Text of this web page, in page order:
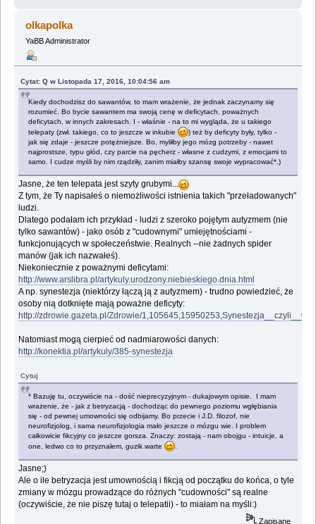
olkapolka
YaBB Administrator
Cytat: Q w Listopada 17, 2016, 10:04:56 am
Kiedy dochodzisz do sawantów, to mam wrażenie, że jednak zaczynamy się
rozumieć. Bo bycie sawantem ma swoją cenę w deficytach, poważnych
deficytach, w innych zakresach. I - właśnie - na to mi wygląda, że u takiego
telepaty (zwł. takiego, co to jeszcze w inkubie
) też by deficyty były, tylko -
jak się zdaje - jeszcze potężniejsze. Bo, myliłby jego mózg potrzeby - nawet
najprostsze, typu głód, czy parcie na pęcherz - własne z cudzymi, z emocjami to
samo. I cudze myśli by nim rządziły, zanim miałby szansę swoje wypracować*.)
Jasne, że ten telepata jest szyty grubymi...
Z tym, że Ty napisałeś o niemożliwości istnienia takich "przeładowanych"
ludzi.
Dlatego podałam ich przykład - ludzi z szeroko pojętym autyzmem (nie
tylko sawantów) - jako osób z "cudownymi" umiejętnościami -
funkcjonujących w społeczeństwie. Realnych --nie żadnych spider
manów (jak ich nazwałeś).
Niekoniecznie z poważnymi deficytami:
http://www.arslibra.pl/artykuly.urodzony.niebieskiego.dnia.html
A np. synestezja (niektórzy łączą ją z autyzmem) - trudno powiedzieć, że
osoby nią dotknięte mają poważne deficyty:
http://zdrowie.gazeta.pl/Zdrowie/
Natomiast mogą cierpieć od nadmiarowości danych:
http://konektia.pl/artykuly/385-synestezja
Cytuj
* Bazuję tu, oczywiście na - dość nieprecyzyjnym - dukajowym opisie. I mam
wrażenie, że - jak z betryzacją - dochodząc do pewnego poziomu wgłębiania
się - od pewnej umowności się odbijamy. Bo przecie i J.D. filozof, nie
neurofizjolog, i sama neurofizjologia mało jeszcze o mózgu wie. I problem
całkowicie fikcyjny co jeszcze gorsza. Znaczy: zostają - nam obojgu - intuicje, a
one, ledwo co to przyznałem, guzik warte
Jasne;)
Ale o ile betryzacja jest umownością i fikcją od początku do końca, o tyle
zmiany w mózgu prowadzące do różnych "cudowności" są realne
(oczywiście, że nie piszę tutaj o telepatii) - to miałam na myśli:)
Zapisane